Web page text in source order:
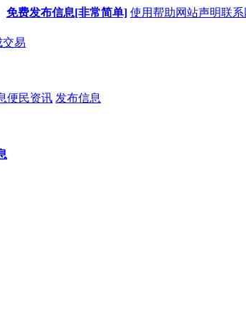
免费发布信息[非常简单] 使用帮助网站声明联
便民资讯 发布信息